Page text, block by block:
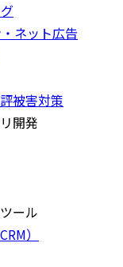
ネット広告
被害対策
開発
ール
）